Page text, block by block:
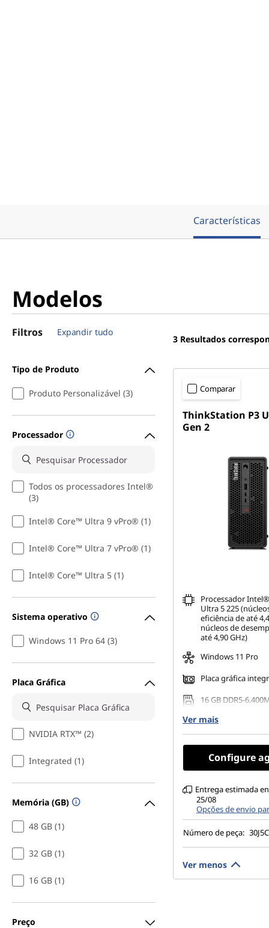
Características
Modelos
Filtros Expandir tudo
Tipo de Produto
Produto Personalizável (3)
Processador
Todos os processadores Intel®
(3)
Intel® Core™ Ultra 9 vPro® (1)
Intel® Core™ Ultra 7 vPro® (1)
Intel® Core™ Ultra 5 (1)
Sistema operativo
Windows 11 Pro 64 (3)
Placa Gráfica
NVIDIA RTX™ (2)
Integrated (1)
Memória (GB)
48 GB (1)
32 GB (1)
16 GB (1)
Preço
3 Resultados
Comparar
ThinkStation P3
Gen 2
Processador
Ultra 5 225
eficiência de até
núcleos de
até 4,90 GHz)
Windows 11 Pro
Placa gráfica
16 GB DDR5-
Gen5 Performance
Ethernet integrada
Ver mais
Configure
Entrega estimada
25/08
Opções de envio
Número de peça:
Ver menos